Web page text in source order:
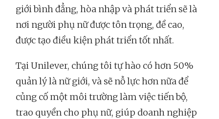
giới bình đẳng, hòa nhập và phát triển sẽ là
nơi người phụ nữ được tôn trọng, đề cao,
được tạo điều kiện phát triển tốt nhất.
Tại Unilever, chúng tôi tự hào có hơn 50%
quản lý là nữ giới, và sẽ nỗ lực hơn nữa để
củng cố một môi trường làm việc tiến bộ,
trao quyền cho phụ nữ, giúp doanh nghiệp